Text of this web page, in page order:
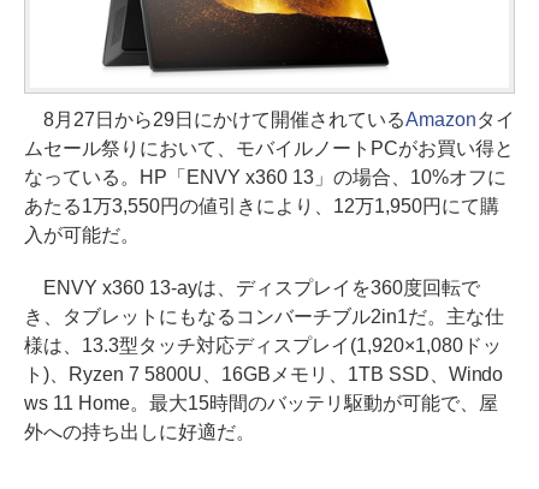
8月27日から29日にかけて開催されているAmazonタイ
ムセール祭りにおいて、モバイルノートPCがお買い得と
なっている。HP「ENVY x360 13」の場合、10%オフに
あたる1万3,550円の値引きにより、12万1,950円にて購
入が可能だ。
ENVY x360 13-ayは、ディスプレイを360度回転で
き、タブレットにもなるコンバーチブル2in1だ。主な仕
様は、13.3型タッチ対応ディスプレイ(1,920×1,080ドッ
ト)、Ryzen 7 5800U、16GBメモリ、1TB SSD、Windo
ws 11 Home。最大15時間のバッテリ駆動が可能で、屋
外への持ち出しに好適だ。